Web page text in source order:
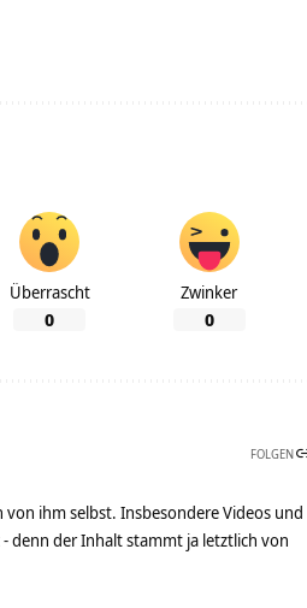
Überrascht
0
Zwinker
0
FOLGEN
ihm selbst. Insbesondere Videos und
denn der Inhalt stammt ja letztlich von